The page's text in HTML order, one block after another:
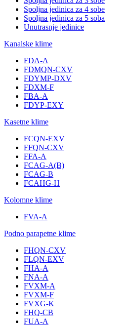
Spoljna jedinica za 4 sobe
Spoljna jedinica za 5 soba
Unutrasnje jedinice
Kanalske klime
FDA-A
FDMQN-CXV
FDYMP-DXV
FDXM-F
FBA-A
FDYP-EXY
Kasetne klime
FCQN-EXV
FFQN-CXV
FFA-A
FCAG-A(B)
FCAG-B
FCAHG-H
Kolomne klime
FVA-A
Podno parapetne klime
FHQN-CXV
FLQN-EXV
FHA-A
FNA-A
FVXM-A
FVXM-F
FVXG-K
FHQ-CB
FUA-A